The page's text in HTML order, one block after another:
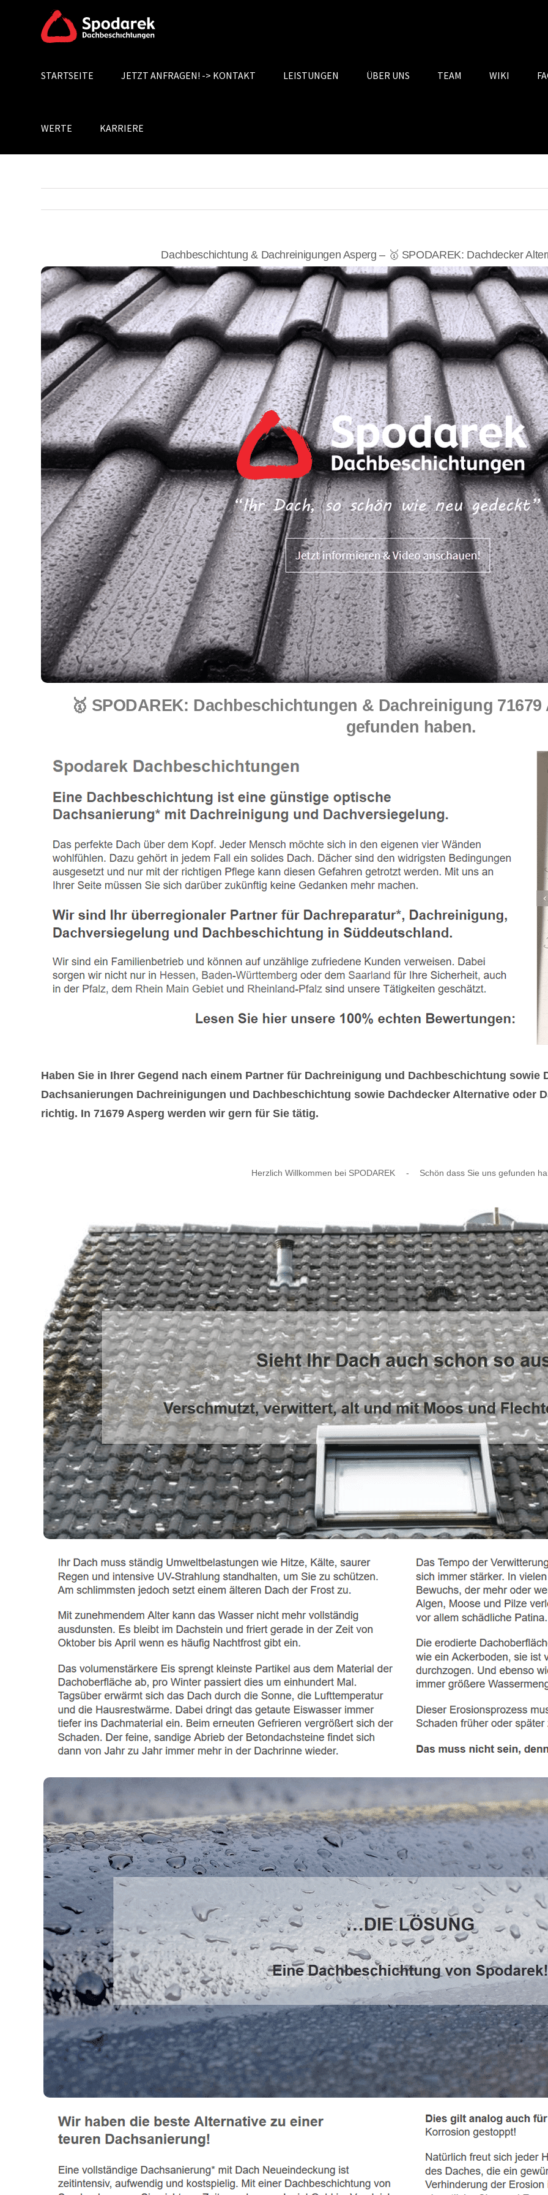
Search
STARTSEITE JETZT ANFRAGEN! -> KONTAKT LEISTUNGEN ÜBER UNS TEAM WIKI
WERTE KARRIERE
Dachbeschichtung & Dachreinigungen Asperg – 🥇 SPODAREK: Dachdecker
🥇 SPODAREK: Dachbeschichtungen & Dachreinigung
gefunden haben.
Haben Sie in Ihrer Gegend nach einem Partner für Dachreinigung und Dachbeschichtung sowie
Dachsanierungen Dachreinigungen und Dachbeschichtung sowie Dachdecker Alternative oder
richtig. In 71679 Asperg werden wir gern für Sie tätig.
Herzlich Willkommen bei SPODAREK - Schön dass Sie uns gefunden